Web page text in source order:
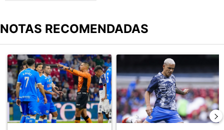
NOTAS RECOMENDADAS
Un artículo de tendencia con el título "Cruz Azul 2-3 Atlante:
Un artículo de tendencia con